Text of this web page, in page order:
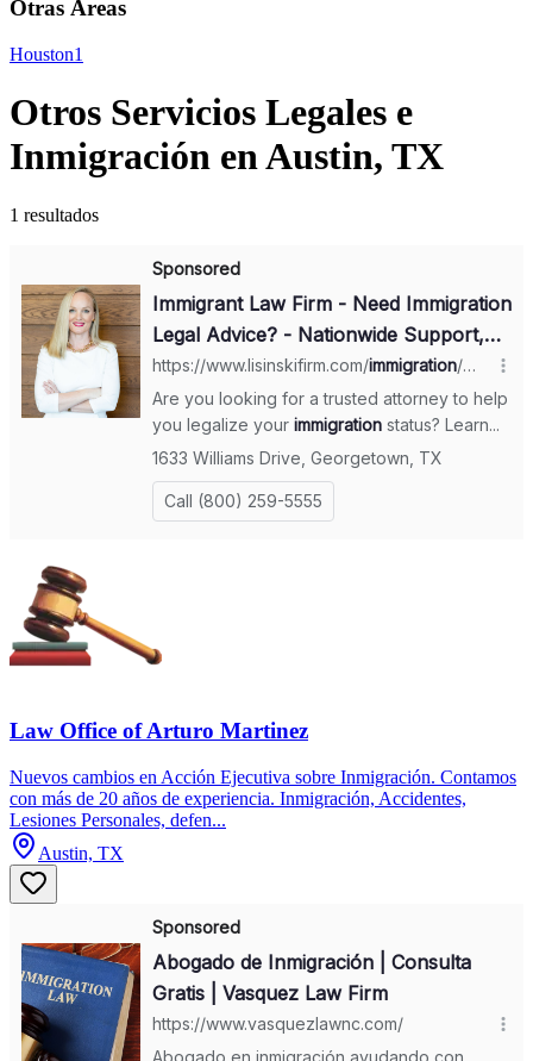
Otras Áreas
Houston1
Otros Servicios Legales e
Inmigración en Austin, TX
1 resultados
Law Office of Arturo Martinez
Nuevos cambios en Acción Ejecutiva sobre Inmigración. Contamos
con más de 20 años de experiencia. Inmigración, Accidentes,
Lesiones Personales, defen...
Austin, TX